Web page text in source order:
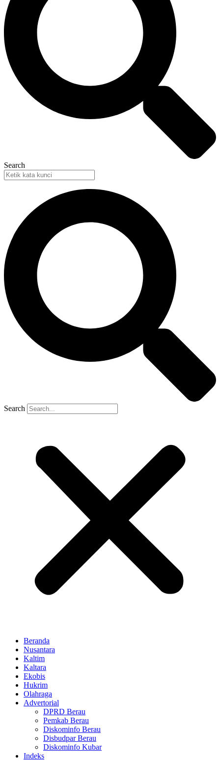
Search
Search
Beranda
Nusantara
Kaltim
Kaltara
Ekobis
Hukrim
Olahraga
Advertorial
DPRD Berau
Pemkab Berau
Diskominfo Berau
Disbudpar Berau
Diskominfo Kubar
Indeks